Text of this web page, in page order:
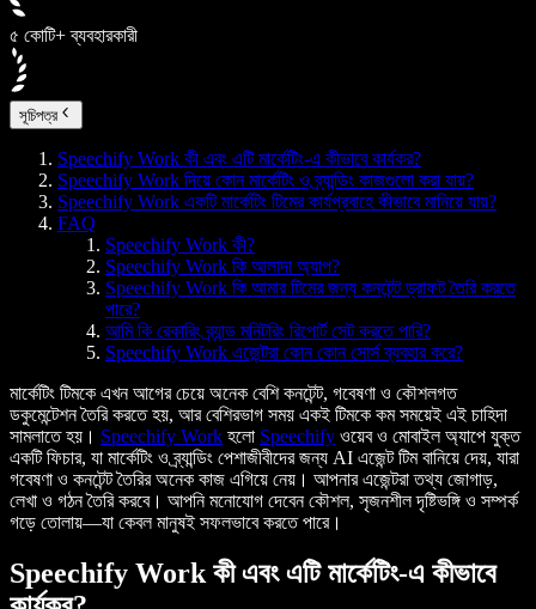
৫ কোটি+ ব্যবহারকারী
সূচিপত্র
Speechify Work কী এবং এটি মার্কেটিং-এ কীভাবে কার্যকর?
Speechify Work দিয়ে কোন মার্কেটিং ও ব্র্যান্ডিং কাজগুলো করা যায়?
Speechify Work একটি মার্কেটিং টিমের কার্যপ্রবাহে কীভাবে মানিয়ে যায়?
FAQ
Speechify Work কী?
Speechify Work কি আলাদা অ্যাপ?
Speechify Work কি আমার টিমের জন্য কনটেন্ট ড্রাফট তৈরি করতে
পারে?
আমি কি রেকারিং ব্র্যান্ড মনিটরিং রিপোর্ট সেট করতে পারি?
Speechify Work এজেন্টরা কোন কোন সোর্স ব্যবহার করে?
মার্কেটিং টিমকে এখন আগের চেয়ে অনেক বেশি কনটেন্ট, গবেষণা ও কৌশলগত
ডকুমেন্টেশন তৈরি করতে হয়, আর বেশিরভাগ সময় একই টিমকে কম সময়েই এই চাহিদা
সামলাতে হয়। Speechify Work হলো Speechify ওয়েব ও মোবাইল অ্যাপে যুক্ত
একটি ফিচার, যা মার্কেটিং ও ব্র্যান্ডিং পেশাজীবীদের জন্য AI এজেন্ট টিম বানিয়ে দেয়, যারা
গবেষণা ও কনটেন্ট তৈরির অনেক কাজ এগিয়ে নেয়। আপনার এজেন্টরা তথ্য জোগাড়,
লেখা ও গঠন তৈরি করবে। আপনি মনোযোগ দেবেন কৌশল, সৃজনশীল দৃষ্টিভঙ্গি ও সম্পর্ক
গড়ে তোলায়—যা কেবল মানুষই সফলভাবে করতে পারে।
Speechify Work কী এবং এটি মার্কেটিং-এ কীভাবে